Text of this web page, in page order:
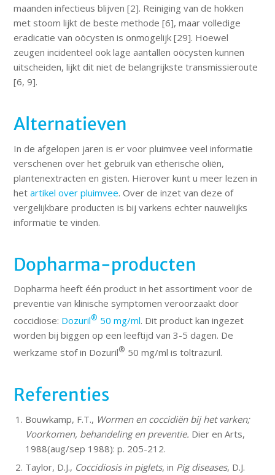
maanden infectieus blijven [2]. Reiniging van de hokken
met stoom lijkt de beste methode [6], maar volledige
eradicatie van oöcysten is onmogelijk [29]. Hoewel
zeugen incidenteel ook lage aantallen oöcysten kunnen
uitscheiden, lijkt dit niet de belangrijkste transmissieroute
[6, 9].
Alternatieven
In de afgelopen jaren is er voor pluimvee veel informatie
verschenen over het gebruik van etherische oliën,
plantenextracten en gisten. Hierover kunt u meer lezen in
hetartikel over pluimvee. Over de inzet van deze of
vergelijkbare producten is bij varkens echter nauwelijks
informatie te vinden.
Dopharma-producten
Dopharma heeft één product in het assortiment voor de
preventie van klinische symptomen veroorzaakt door
coccidiose: Dozuril® 50 mg/ml. Dit product kan ingezet
worden bij biggen op een leeftijd van 3-5 dagen. De
werkzame stof in Dozuril® 50 mg/ml is toltrazuril.
Referenties
Bouwkamp, F.T., Wormen en coccidiën bij het varken;
Voorkomen, behandeling en preventie. Dier en Arts,
1988(aug/sep 1988): p. 205-212.
Taylor, D.J., Coccidiosis in piglets, in Pig diseases, D.J.